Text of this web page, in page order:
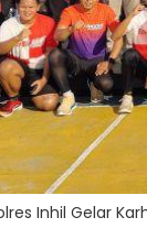
Inhil Gelar